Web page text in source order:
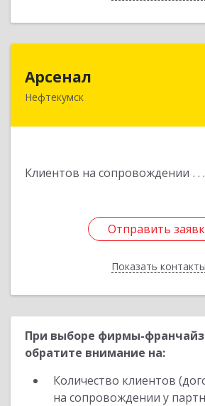
Арсенал
Нефтекумск
Клиентов на сопровождении
Отправить
Показать контакты
Отправить
Назад
При выборе фирмы-
обратите внимание на:
Количество клиентов
на сопровождении у